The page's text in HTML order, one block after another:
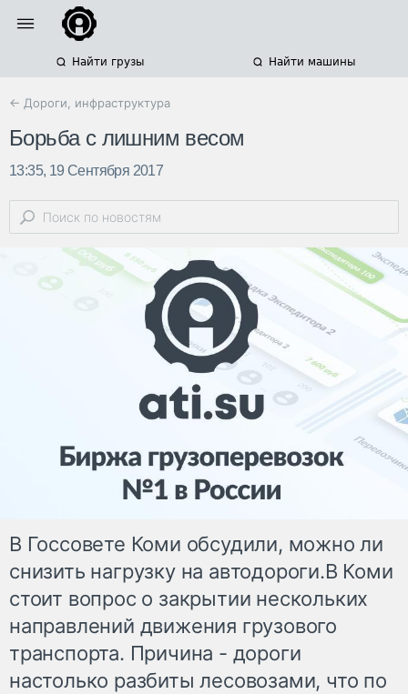
Найти грузы Найти машины
← Дороги, инфраструктура
Борьба с лишним весом
13:35, 19 Сентября 2017
В Госсовете Коми обсудили, можно ли
снизить нагрузку на автодороги.В Коми
стоит вопрос о закрытии нескольких
направлений движения грузового
транспорта. Причина - дороги
настолько разбиты лесовозами, что по